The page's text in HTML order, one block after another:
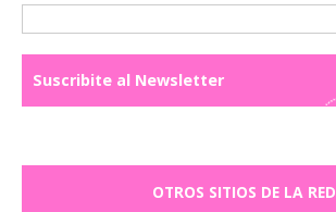
Suscribite al Newsletter
OTROS SITIOS DE LA RED